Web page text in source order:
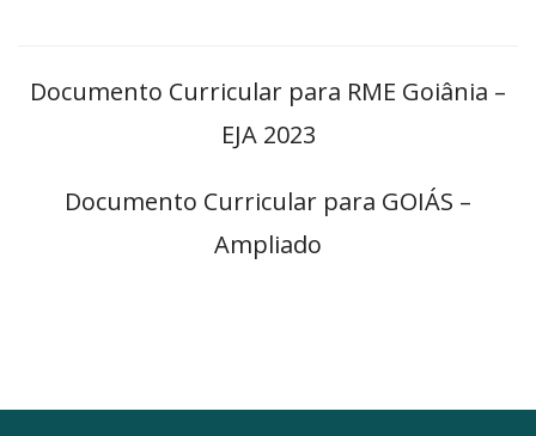
Documento Curricular para RME Goiânia –
EJA 2023
Documento Curricular para GOIÁS –
Ampliado